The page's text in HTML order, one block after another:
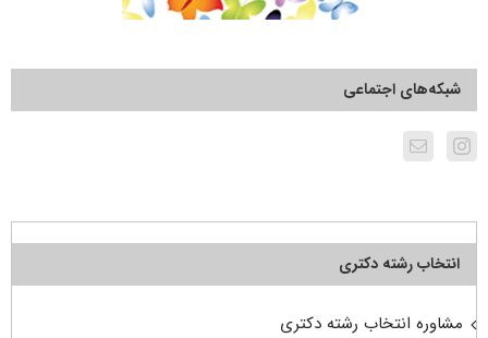
شبکه‌های اجتماعی
انتخاب رشته دکتری
مشاوره انتخاب رشته دکتری